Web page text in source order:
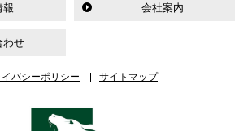
報 会社案内
わせ
イバシーポリシー サイトマップ